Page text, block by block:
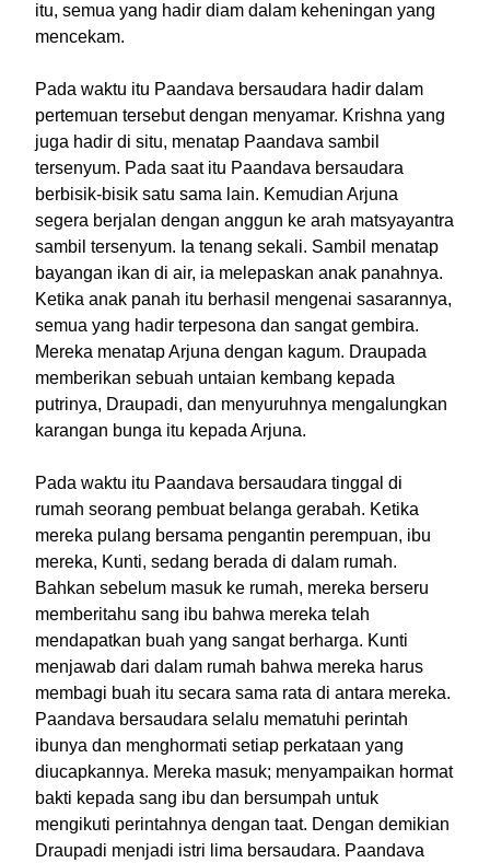
itu, semua yang hadir diam dalam keheningan yang
mencekam.
Pada waktu itu Paandava bersaudara hadir dalam
pertemuan tersebut dengan menyamar. Krishna yang
juga hadir di situ, menatap Paandava sambil
tersenyum. Pada saat itu Paandava bersaudara
berbisik-bisik satu sama lain. Kemudian Arjuna
segera berjalan dengan anggun ke arah matsyayantra
sambil tersenyum. Ia tenang sekali. Sambil menatap
bayangan ikan di air, ia melepaskan anak panahnya.
Ketika anak panah itu berhasil mengenai sasarannya,
semua yang hadir terpesona dan sangat gembira.
Mereka menatap Arjuna dengan kagum. Draupada
memberikan sebuah untaian kembang kepada
putrinya, Draupadi, dan menyuruhnya mengalungkan
karangan bunga itu kepada Arjuna.
Pada waktu itu Paandava bersaudara tinggal di
rumah seorang pembuat belanga gerabah. Ketika
mereka pulang bersama pengantin perempuan, ibu
mereka, Kunti, sedang berada di dalam rumah.
Bahkan sebelum masuk ke rumah, mereka berseru
memberitahu sang ibu bahwa mereka telah
mendapatkan buah yang sangat berharga. Kunti
menjawab dari dalam rumah bahwa mereka harus
membagi buah itu secara sama rata di antara mereka.
Paandava bersaudara selalu mematuhi perintah
ibunya dan menghormati setiap perkataan yang
diucapkannya. Mereka masuk; menyampaikan hormat
bakti kepada sang ibu dan bersumpah untuk
mengikuti perintahnya dengan taat. Dengan demikian
Draupadi menjadi istri lima bersaudara. Paandava